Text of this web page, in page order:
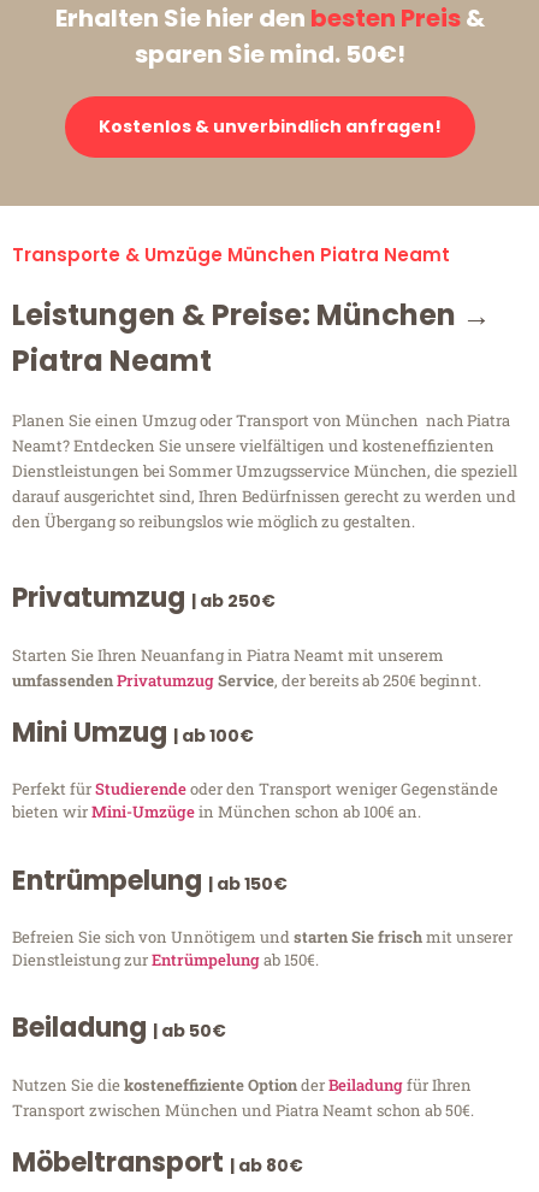
Erhalten Sie hier den besten Preis&
sparen Sie mind. 50€!
Kostenlos & unverbindlich anfragen!
Transporte & Umzüge München Piatra Neamt
Leistungen & Preise: München →
Piatra Neamt
Planen Sie einen Umzug oder Transport von München nach Piatra
Neamt? Entdecken Sie unsere vielfältigen und kosteneffizienten
Dienstleistungen bei Sommer Umzugsservice München, die speziell
darauf ausgerichtet sind, Ihren Bedürfnissen gerecht zu werden und
den Übergang so reibungslos wie möglich zu gestalten.
Privatumzug | ab 250€
Starten Sie Ihren Neuanfang in Piatra Neamt mit unserem
umfassendenPrivatumzugService, der bereits ab 250€ beginnt.
Mini Umzug | ab 100€
Perfekt fürStudierendeoder den Transport weniger Gegenstände
bieten wirMini-Umzügein München schon ab 100€ an.
Entrümpelung | ab 150€
Befreien Sie sich von Unnötigem undstarten Sie frischmit unserer
Dienstleistung zurEntrümpelungab 150€.
Beiladung | ab 50€
Nutzen Sie diekosteneffiziente OptionderBeiladungfür Ihren
Transport zwischen München und Piatra Neamt schon ab 50€.
Möbeltransport | ab 80€